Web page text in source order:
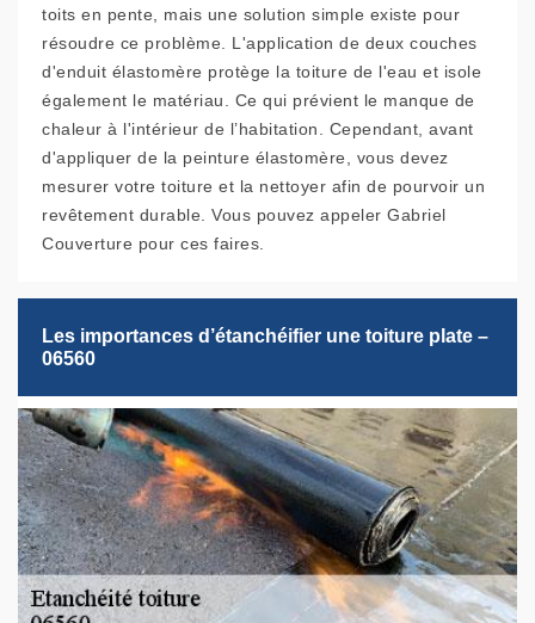
toits en pente, mais une solution simple existe pour
résoudre ce problème. L'application de deux couches
d'enduit élastomère protège la toiture de l'eau et isole
également le matériau. Ce qui prévient le manque de
chaleur à l'intérieur de l’habitation. Cependant, avant
d'appliquer de la peinture élastomère, vous devez
mesurer votre toiture et la nettoyer afin de pourvoir un
revêtement durable. Vous pouvez appeler Gabriel
Couverture pour ces faires.
Les importances d’étanchéifier une toiture plate –
06560